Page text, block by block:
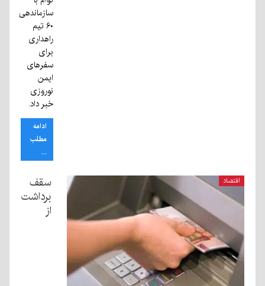
سازماندهی
۶۰ تیم
راهداری
برای
سفرهای
ایمن
نوروزی
خبر داد.
ادامه
مطلب
...
اقتصاد
سقف
برداشت
از